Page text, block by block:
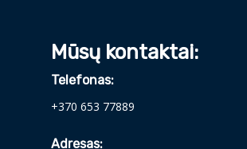
Mūsų kontaktai:
Telefonas:
+370 653 77889
Adresas: